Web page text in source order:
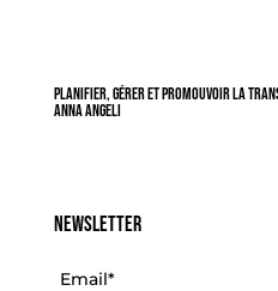
Planifier, gérer et promouvoir la
Anna Angeli
Newsletter
Email*